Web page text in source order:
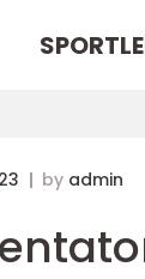
by admin